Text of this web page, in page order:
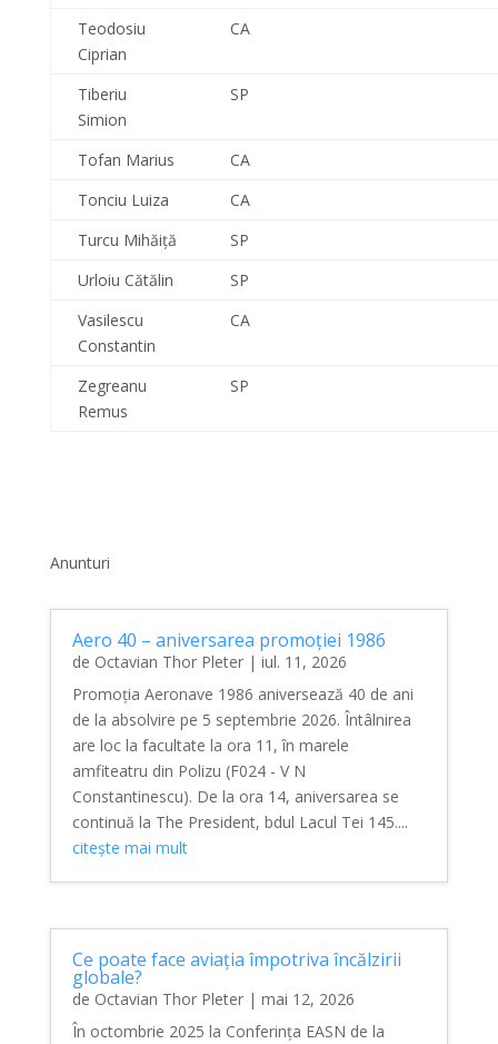
Teodosiu
Ciprian
CA
Tiberiu
Simion
SP
Tofan Marius
CA
Tonciu Luiza
CA
Turcu Mihăiţă
SP
Urloiu Cătălin
SP
Vasilescu
Constantin
CA
Zegreanu
Remus
SP
Anunturi
Aero 40 – aniversarea promoției 1986
de Octavian Thor Pleter| iul. 11, 2026
Promoția Aeronave 1986 aniversează 40 de ani
de la absolvire pe 5 septembrie 2026. Întâlnirea
are loc la facultate la ora 11, în marele
amfiteatru din Polizu (F024 - V N
Constantinescu). De la ora 14, aniversarea se
continuă la The President, bdul Lacul Tei 145....
citește mai mult
Ce poate face aviația împotriva încălzirii
globale?
de Octavian Thor Pleter| mai 12, 2026
În octombrie 2025 la Conferința EASN de la